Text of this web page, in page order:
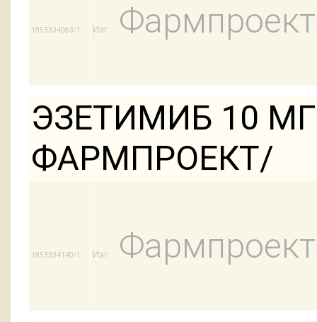
1853334063/1 Изг:
ЭЗЕТИМИБ 10
ФАРМПРОЕКТ/
1853334140/1 Изг: